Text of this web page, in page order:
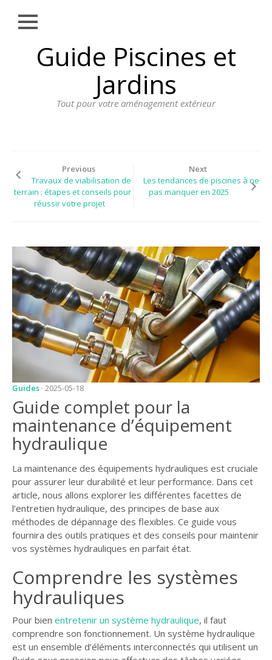
Guide Piscines et
Jardins
Tout pour votre aménagement extérieur
Close
AMÉNAGEMENT
EXTÉRIEUR
PLANTATIONS
REVÊTEMENT
DOSSIER
JARDIN
CONSEILS ET
ASTUCES
GUIDES
ENTRETIEN
PISCINE
ENTRETIEN
PARTENAIRES
LIGNE JARDIN
INFO PAYSAGISTE
GUIDE JARDIN ET
PAYSAGE
GUIDE JARDIN
ELAGAGE ET
COMPAGNIE
Previous
Travaux de viabilisation de
terrain : étapes et conseils pour
réussir votre projet
Next
Les tendances de piscines à ne
pas manquer en 2025
Guides · 2025-05-18
Guide complet pour la
maintenance d’équipement
hydraulique
La maintenance des équipements hydrauliques est cruciale
pour assurer leur durabilité et leur performance. Dans cet
article, nous allons explorer les différentes facettes de
l’entretien hydraulique, des principes de base aux
méthodes de dépannage des flexibles. Ce guide vous
fournira des outils pratiques et des conseils pour maintenir
vos systèmes hydrauliques en parfait état.
Comprendre les systèmes
hydrauliques
Pour bien entretenir un système hydraulique, il faut
comprendre son fonctionnement. Un système hydraulique
est un ensemble d’éléments interconnectés qui utilisent un